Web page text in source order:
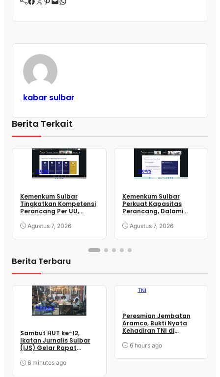
kabar sulbar
Berita Terkait
News
Kemenkum Sulbar
Tingkatkan Kompetensi
Perancang Per UU,
Berkualitas
Agustus 7, 2026
News
Kemenkum Sulbar
Perkuat Kapasitas
Perancang, Dalami
Pengundangan
Agustus 7, 2026
Berita Terbaru
Mamuju
Sambut HUT ke-12,
Ikatan Jurnalis Sulbar
(IJS) Gelar Rapat
Panitia
6 minutes ago
TNI
Peresmian Jembatan
Aramco, Bukti Nyata
Kehadiran TNI di
Takandeang
6 hours ago